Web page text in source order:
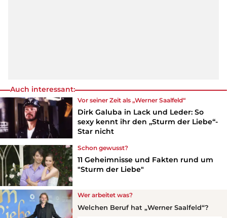
Auch interessant:
Vor seiner Zeit als „Werner Saalfeld“
Dirk Galuba in Lack und Leder: So
sexy kennt ihr den „Sturm der Liebe“-
Star nicht
Schon gewusst?
11 Geheimnisse und Fakten rund um
"Sturm der Liebe"
Wer arbeitet was?
Welchen Beruf hat „Werner Saalfeld“?